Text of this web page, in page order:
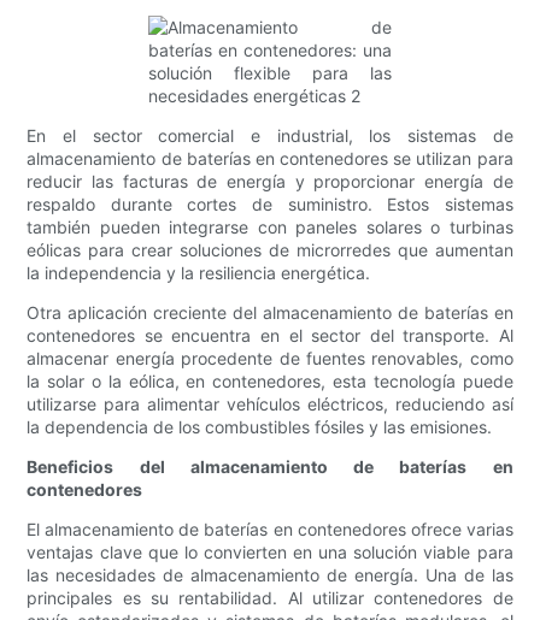
En el sector comercial e industrial, los sistemas de
almacenamiento de baterías en contenedores se utilizan para
reducir las facturas de energía y proporcionar energía de
respaldo durante cortes de suministro. Estos sistemas
también pueden integrarse con paneles solares o turbinas
eólicas para crear soluciones de microrredes que aumentan
la independencia y la resiliencia energética.
Otra aplicación creciente del almacenamiento de baterías en
contenedores se encuentra en el sector del transporte. Al
almacenar energía procedente de fuentes renovables, como
la solar o la eólica, en contenedores, esta tecnología puede
utilizarse para alimentar vehículos eléctricos, reduciendo así
la dependencia de los combustibles fósiles y las emisiones.
Beneficios del almacenamiento de baterías en
contenedores
El almacenamiento de baterías en contenedores ofrece varias
ventajas clave que lo convierten en una solución viable para
las necesidades de almacenamiento de energía. Una de las
principales es su rentabilidad. Al utilizar contenedores de